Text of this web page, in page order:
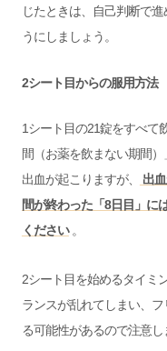
じたときは、自己判断で
うにしましょう。
2シート目からの服用方法
1シート目の21錠をすべて
間（お薬を飲まない期間
出血が起こりますが、
出
間が終わった「8日目」に
ください。
2シート目を始めるタイミ
ランスが乱れてしまい、
る可能性があるので注意し